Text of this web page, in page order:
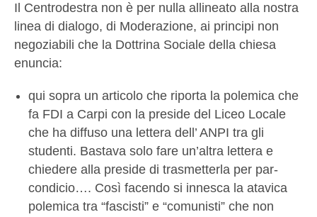
Il Centrodestra non è per nulla allineato alla nostra
linea di dialogo, di Moderazione, ai principi non
negoziabili che la Dottrina Sociale della chiesa
enuncia:
qui sopra un articolo che riporta la polemica che
fa FDI a Carpi con la preside del Liceo Locale
che ha diffuso una lettera dell’ ANPI tra gli
studenti. Bastava solo fare un’altra lettera e
chiedere alla preside di trasmetterla per par-
condicio…. Così facendo si innesca la atavica
polemica tra “fascisti” e “comunisti” che non